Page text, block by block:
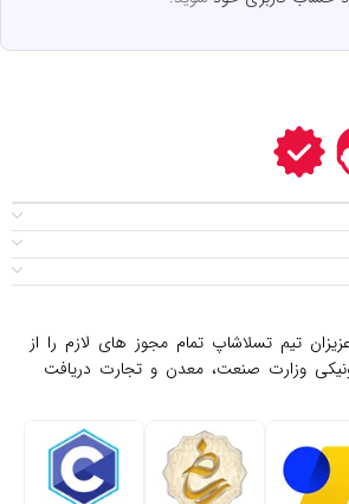
تیم تسلاشاپ تمام مجوز های لازم را از
وزارت صنعت، معدن و تجارت دریافت